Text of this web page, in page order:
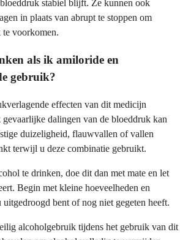
stabiel blijft. Ze kunnen ook
in plaats van abrupt te stoppen om
voorkomen.
als ik amiloride en
gebruik?
effecten van dit medicijn
dalingen van de bloeddruk kan
duizeligheid, flauwvallen of vallen
terwijl u deze combinatie gebruikt.
te drinken, doe dit dan met mate en let
Begin met kleine hoeveelheden en
bent of nog niet gegeten heeft.
alcoholgebruik tijdens het gebruik van dit